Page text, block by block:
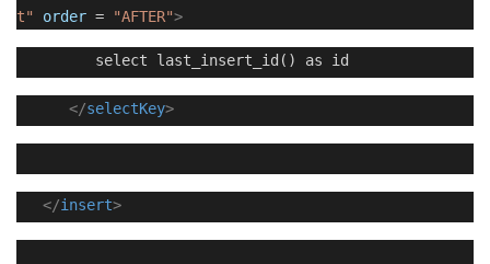
t"
order = "AFTER">
select last_insert_id() as id
</selectKey>
</insert>